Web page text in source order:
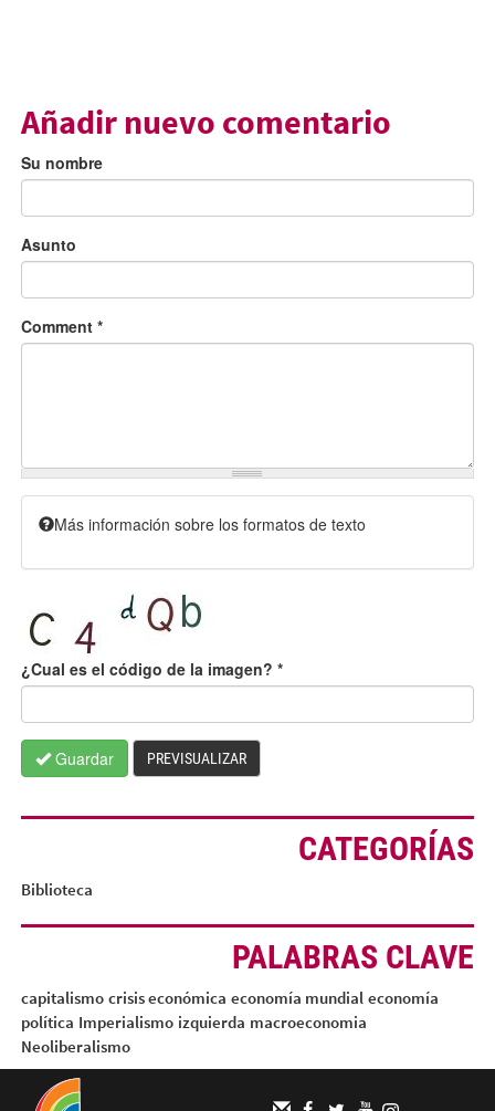
Añadir nuevo comentario
Su nombre
Asunto
Comment *
Más información sobre los formatos de texto
¿Cual es el código de la imagen? *
Guardar PREVISUALIZAR
CATEGORÍAS
Biblioteca
PALABRAS CLAVE
capitalismo crisis económica economía mundial economía
política Imperialismo izquierda macroeconomia
Neoliberalismo